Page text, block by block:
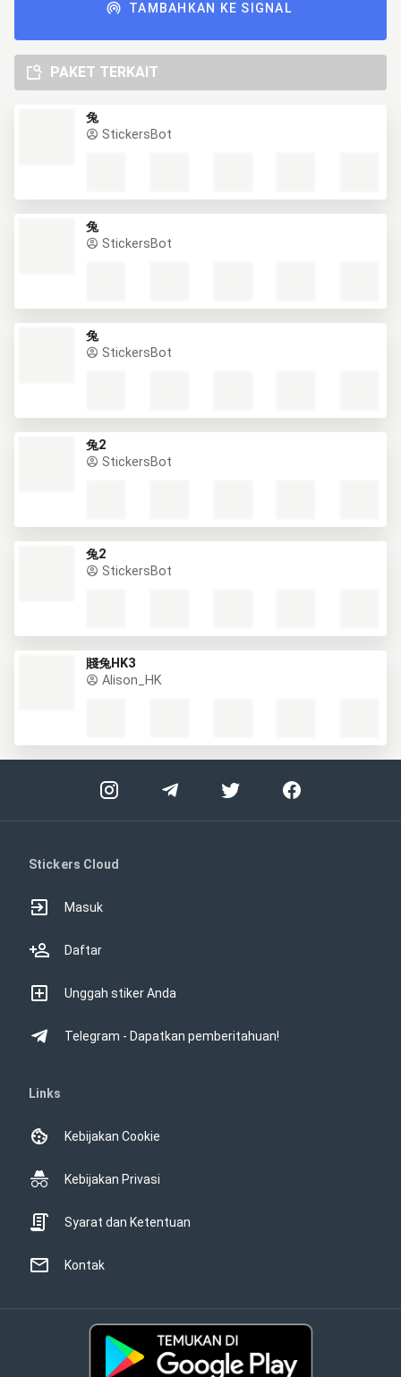
TAMBAHKAN KE SIGNAL
PAKET TERKAIT
兔
StickersBot
兔
StickersBot
兔
StickersBot
兔2
StickersBot
兔2
StickersBot
賤兔HK3
Alison_HK
Stickers Cloud
Masuk
Daftar
Unggah stiker Anda
Telegram - Dapatkan pemberitahuan!
Links
Kebijakan Cookie
Kebijakan Privasi
Syarat dan Ketentuan
Kontak